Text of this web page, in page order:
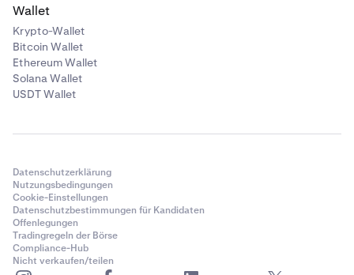
Wallet
Krypto-Wallet
Bitcoin Wallet
Ethereum Wallet
Solana Wallet
USDT Wallet
Datenschutzerklärung
Nutzungsbedingungen
Cookie-Einstellungen
Datenschutzbestimmungen für Kandidaten
Offenlegungen
Tradingregeln der Börse
Compliance-Hub
Nicht verkaufen/teilen